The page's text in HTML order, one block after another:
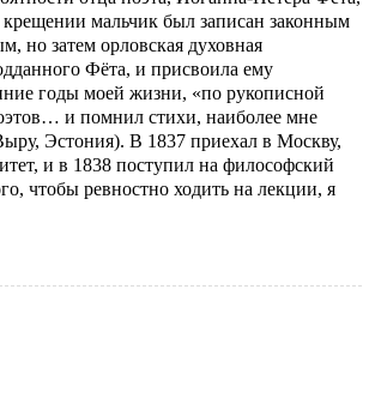
мальчик был записан законным
но затем орловская духовная
Фёта, и присвоила ему
годы моей жизни, «по рукописной
и помнил стихи, наиболее мне
Эстония). В 1837 приехал в Москву,
и в 1838 поступил на философский
чтобы ревностно ходить на лекции, я